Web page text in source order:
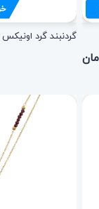
گردنبند گرد اونیکس